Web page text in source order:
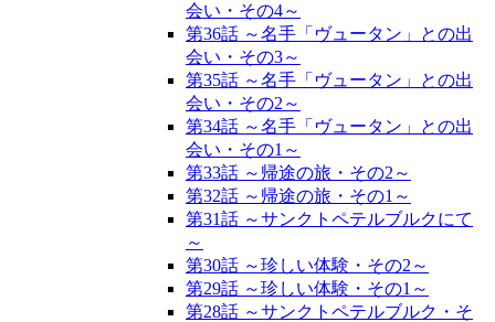
会い・その4～
第36話 ～名手「ヴュータン」との出
会い・その3～
第35話 ～名手「ヴュータン」との出
会い・その2～
第34話 ～名手「ヴュータン」との出
会い・その1～
第33話 ～帰途の旅・その2～
第32話 ～帰途の旅・その1～
第31話 ～サンクトペテルブルクにて
～
第30話 ～珍しい体験・その2～
第29話 ～珍しい体験・その1～
第28話 ～サンクトペテルブルク・そ